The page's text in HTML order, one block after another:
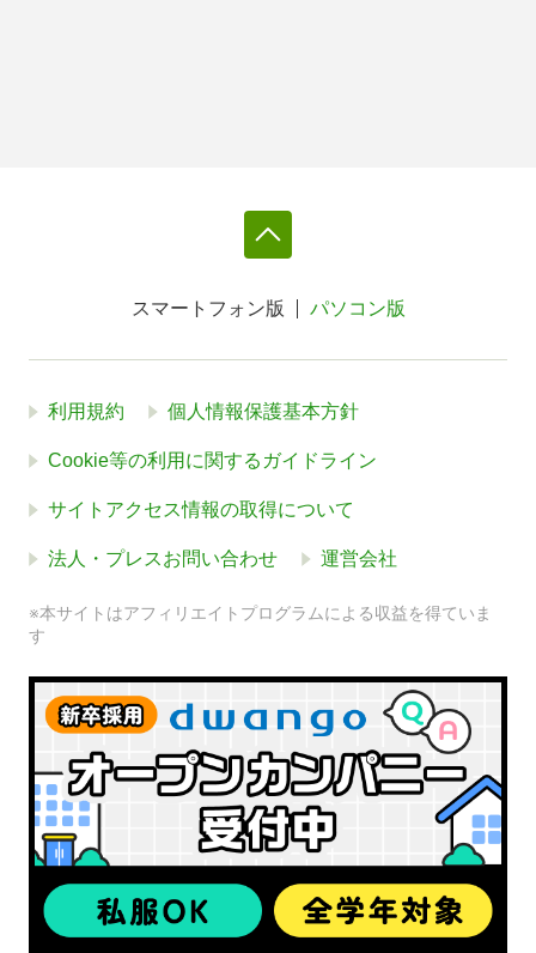
スマートフォン版 パソコン版
利用規約 個人情報保護基本方針
Cookie等の利用に関するガイドライン
サイトアクセス情報の取得について
法人・プレスお問い合わせ 運営会社
※本サイトはアフィリエイトプログラムによる収益を得ていま
す